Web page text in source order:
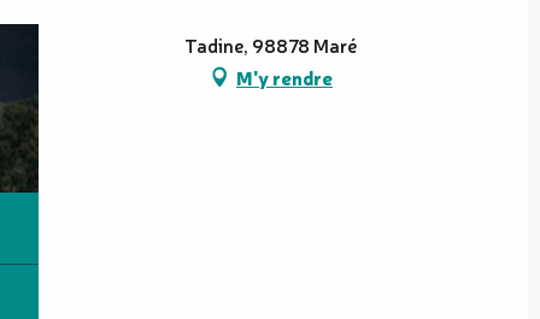
Tadine, 98878 Maré
M'y rendre